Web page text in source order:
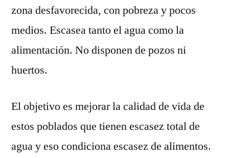
zona desfavorecida, con pobreza y pocos
medios. Escasea tanto el agua como la
alimentación. No disponen de pozos ni
huertos.
El objetivo es mejorar la calidad de vida de
estos poblados que tienen escasez total de
agua y eso condiciona escasez de alimentos.